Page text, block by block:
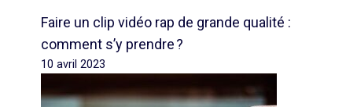
Faire un clip vidéo rap de grande qualité :
comment s’y prendre ?
10 avril 2023